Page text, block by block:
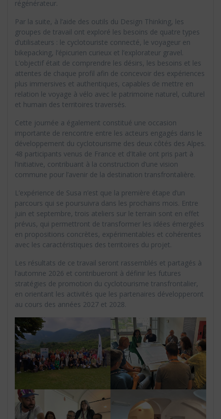
régénérateur.
Par la suite, à l’aide des outils du Design Thinking, les
groupes de travail ont exploré les besoins de quatre types
d’utilisateurs : le cyclotouriste connecté, le voyageur en
bikepacking, l’épicurien curieux et l’explorateur gravel.
L’objectif était de comprendre les désirs, les besoins et les
attentes de chaque profil afin de concevoir des expériences
plus immersives et authentiques, capables de mettre en
relation le voyage à vélo avec le patrimoine naturel, culturel
et humain des territoires traversés.
Cette journée a également constitué une occasion
importante de rencontre entre les acteurs engagés dans le
développement du cyclotourisme des deux côtés des Alpes.
48 participants venus de France et d’Italie ont pris part à
l’initiative, contribuant à la construction d’une vision
commune pour l’avenir de la destination transfrontalière.
L’expérience de Susa n’est que la première étape d’un
parcours qui se poursuivra dans les prochains mois. Entre
juin et septembre, trois ateliers sur le terrain sont en effet
prévus, qui permettront de transformer les idées émergées
en propositions concrètes, expérimentables et cohérentes
avec les caractéristiques des territoires du projet.
Les résultats de ce travail seront rassemblés et partagés à
l’automne 2026 et contribueront à définir les futures
stratégies de promotion du cyclotourisme transfrontalier,
en orientant les activités que les partenaires développeront
au cours des années 2027 et 2028.